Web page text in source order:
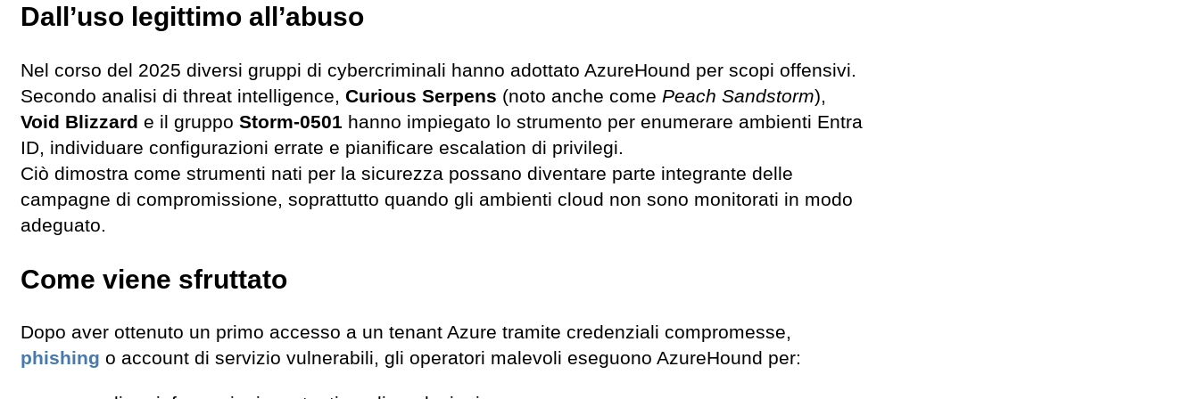
Dall’uso legittimo all’abuso
Nel corso del 2025 diversi gruppi di cybercriminali hanno adottato AzureHound per scopi offensivi.
Secondo analisi di threat intelligence, Curious Serpens (noto anche come Peach Sandstorm),
Void Blizzard e il gruppo Storm-0501 hanno impiegato lo strumento per enumerare ambienti Entra
ID, individuare configurazioni errate e pianificare escalation di privilegi.
Ciò dimostra come strumenti nati per la sicurezza possano diventare parte integrante delle
campagne di compromissione, soprattutto quando gli ambienti cloud non sono monitorati in modo
adeguato.
Come viene sfruttato
Dopo aver ottenuto un primo accesso a un tenant Azure tramite credenziali compromesse,
phishing o account di servizio vulnerabili, gli operatori malevoli eseguono AzureHound per: